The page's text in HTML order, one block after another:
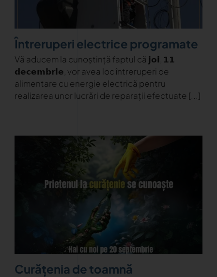
Întreruperi electrice programate
Vă aducem la cunoștință faptul că 𝗷𝗼𝗶, 𝟭𝟭
𝗱𝗲𝗰𝗲𝗺𝗯𝗿𝗶𝗲, vor avea loc întreruperi de
alimentare cu energie electrică pentru
realizarea unor lucrări de reparații efectuate [...]
Curățenia de toamnă